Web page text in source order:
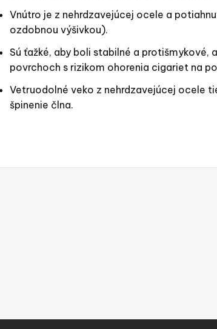
Vnútro je z nehrdzavejúcej ocele a
ozdobnou výšivkou).
Sú ťažké, aby boli stabilné a protišmykové,
povrchoch s rizikom ohorenia cigariet na
Vetruodolné veko z nehrdzavejúcej ocele
špinenie člna.